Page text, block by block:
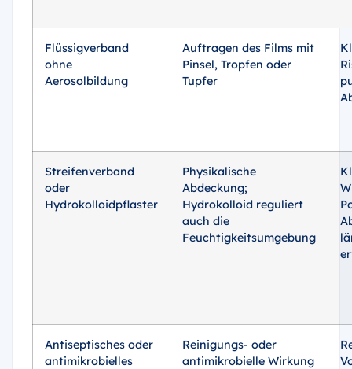
Flüssigverband
ohne
Aerosolbildung
Auftragen des Films mit
Pinsel, Tropfen oder
Tupfer
Streifenverband
oder
Hydrokolloidpflaster
Physikalische
Abdeckung;
Hydrokolloid reguliert
auch die
Feuchtigkeitsumgebung
Antiseptisches oder
antimikrobielles
Reinigungs- oder
antimikrobielle Wirkung